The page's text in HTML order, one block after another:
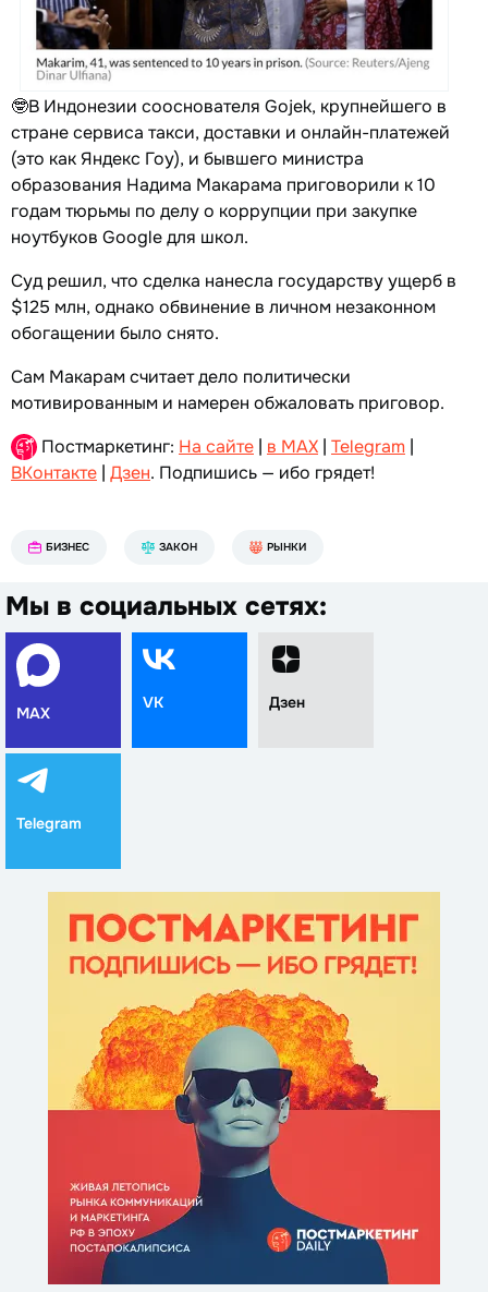
🤓В Индонезии сооснователя Gojek, крупнейшего в
стране сервиса такси, доставки и онлайн-платежей
(это как Яндекс Гоу), и бывшего министра
образования Надима Макарама приговорили к 10
годам тюрьмы по делу о коррупции при закупке
ноутбуков Google для школ.
Суд решил, что сделка нанесла государству ущерб в
$125 млн, однако обвинение в личном незаконном
обогащении было снято.
Сам Макарам считает дело политически
мотивированным и намерен обжаловать приговор.
Постмаркетинг: На сайте | в MAX | Telegram |
ВКонтакте | Дзен. Подпишись — ибо грядет!
БИЗНЕС ЗАКОН РЫНКИ
Мы в социальных сетях:
MAX
VK Дзен
Telegram